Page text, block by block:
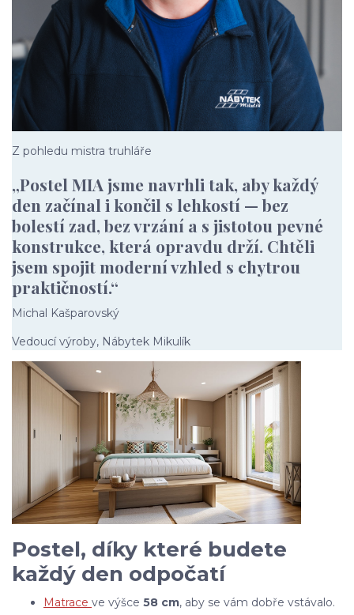
Z pohledu mistra truhláře
„Postel MIA jsme navrhli tak, aby každý
den začínal i končil s lehkostí — bez
bolestí zad, bez vrzání a s jistotou pevné
konstrukce, která opravdu drží. Chtěli
jsem spojit moderní vzhled s chytrou
praktičností.“
Michal Kašparovský
Vedoucí výroby, Nábytek Mikulík
Postel, díky které budete
každý den odpočatí
Matrace ve výšce 58 cm, aby se vám dobře vstávalo.